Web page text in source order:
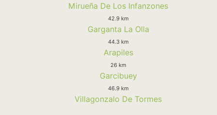
Mirueña De Los Infanzones
42.9 km
Garganta La Olla
44.3 km
Arapiles
26 km
Garcibuey
46.9 km
Villagonzalo De Tormes